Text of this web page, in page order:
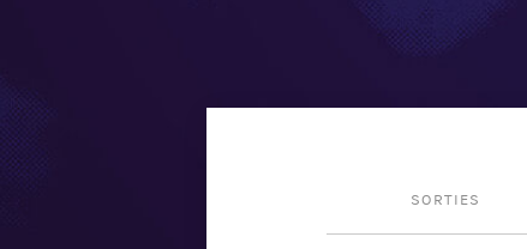
SORTIES